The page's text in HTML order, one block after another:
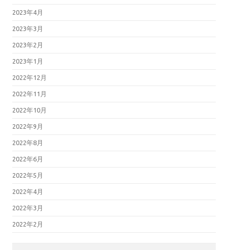
2023年4月
2023年3月
2023年2月
2023年1月
2022年12月
2022年11月
2022年10月
2022年9月
2022年8月
2022年6月
2022年5月
2022年4月
2022年3月
2022年2月